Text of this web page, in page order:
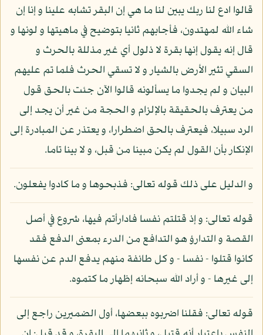
قالوا ادع لنا ربك يبين لنا ما هي إن البقر تشابه علينا و إنا إن
شاء الله لمهتدون، فأجابهم ثانيا بتوضيح في ماهيتها و لونها و
قال إنه يقول إنها بقرة لا ذلول أي غير مذللة بالحرث و
السقي تثير الأرض بالشيار و لا تسقي الحرث فلما تم عليهم
البيان و لم يجدوا ما يسألونه قالوا الآن جئت بالحق قول
من يعترف بالحقيقة بالإلزام و الحجة من غير أن يجد إلى
الرد سبيلا، فيعترف بالحق اضطرارا، و يعتذر عن المبادرة إلى
الإنكار بأن القول لم يكن مبينا من قبل، و لا بينا تاما.
و الدليل على ذلك قوله تعالى: فذبحوها و ما كادوا يفعلون.
قوله تعالى: و إذ قتلتم نفسا فادارأتم فيها، شروع في أصل
القصة و التدارؤ هو التدافع من الدرء بمعنى الدفع فقد
كانوا قتلوا - نفسا - و كل طائفة منهم يدفع الدم عن نفسها
إلى غيرها - و أراد الله سبحانه إظهار ما كتموه.
قوله تعالى: فقلنا اضربوه ببعضها، أول الضميرين راجع إلى